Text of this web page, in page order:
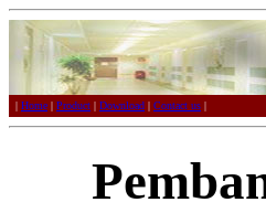
| Home | Product | Download | Contact us |